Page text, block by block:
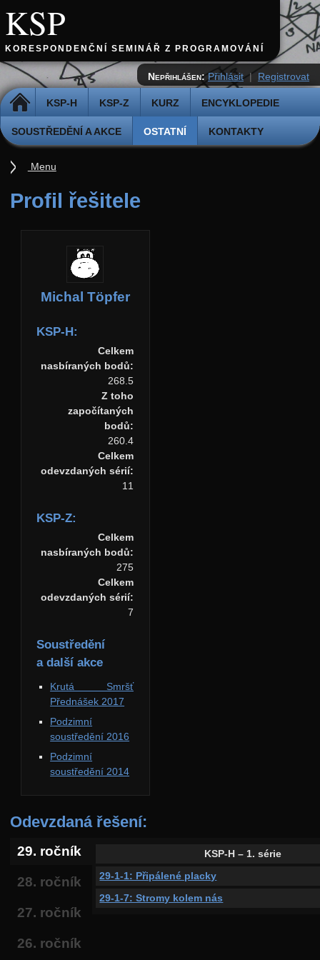
KSP
KORESPONDENČNÍ SEMINÁŘ Z PROGRAMOVÁNÍ
DOMŮ KSP-H KSP-Z KURZ ENCYKLOPEDIE
SOUSTŘEDĚNÍ A AKCE OSTATNÍ KONTAKTY
Nepřihlášen: Přihlásit | Registrovat
Profil řešitele
Michal Töpfer
KSP-H:
Celkem
nasbíraných bodů:
268.5
Z toho
započítaných
bodů:
260.4
Celkem
odevzdaných sérií:
11
KSP-Z:
Celkem
nasbíraných bodů:
275
Celkem
odevzdaných sérií:
7
Soustředění
a další akce
Krutá Smršť
Přednášek 2017
Podzimní
soustředění 2016
Podzimní
soustředění 2014
Odevzdaná řešení:
29. ročník
28. ročník
27. ročník
26. ročník
KSP-H – 1. série
29-1-1: Připálené placky
29-1-7: Stromy kolem nás
Menu